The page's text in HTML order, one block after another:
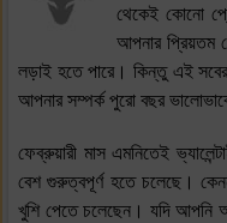
থেকেই কোনো
আপনার প্রিয়তম
লড়াই হতে পারে। কিন্তু এই
আপনার সম্পর্ক পুরো বছর
ফেব্রুয়ারী মাস এমনিতেই
বেশ গুরুত্বপূর্ণ হতে চলেছে।
খুশি পেতে চলেছেন। যদি আপনি